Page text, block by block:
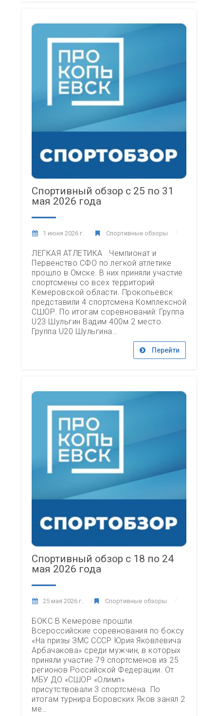
Спортивный обзор с 25 по 31
мая 2026 года
1 июня 2026 г. Спортивные обзоры
ЛЕГКАЯ АТЛЕТИКА Чемпионат и
Первенство СФО по легкой атлетике
прошло в Омске. В них приняли участие
спортсмены со всех территорий
Кемеровской области. Прокопьевск
представили 4 спортсмена Комплексной
СШОР. По итогам соревнований: Группа
U23 Шульгин Вадим 400м 2 место.
Группа U20 Шульгина…
Перейти
Спортивный обзор с 18 по 24
мая 2026 года
25 мая 2026 г. Спортивные обзоры
БОКС В Кемерове прошли
Всероссийские соревнования по боксу
«На призы ЗМС СССР Юрия Яковлевича
Арбачакова» среди мужчин, в которых
приняли участие 79 спортсменов из 25
регионов Российской Федерации. От
МБУ ДО «СШОР «Олимп»
присутствовали 3 спортсмена. По
итогам турнира Боровских Яков занял 2
ме…